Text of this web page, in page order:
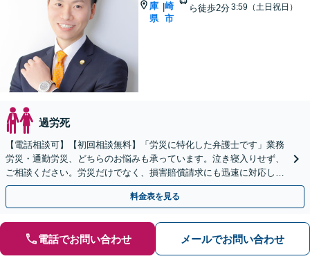
庫
県
|崎
市
ら徒歩2分3:59（土日祝日）
過労死
【電話相談可】【初回相談無料】「労災に特化した弁護士です」業務
労災・通勤労災、どちらのお悩みも承っています。泣き寝入りせず、
ご相談ください。労災だけでなく、損害賠償請求にも迅速に対応しま
す【夜間・休日面談可】【完全個室】【塚口駅２分】
料金表を見る
電話でお問い合わせ メールでお問い合わせ